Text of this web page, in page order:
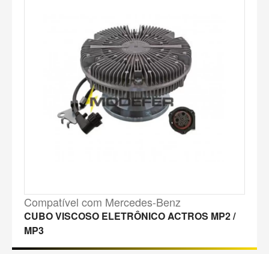
Compatível com Mercedes-Benz
CUBO VISCOSO ELETRÔNICO ACTROS MP2 /
MP3